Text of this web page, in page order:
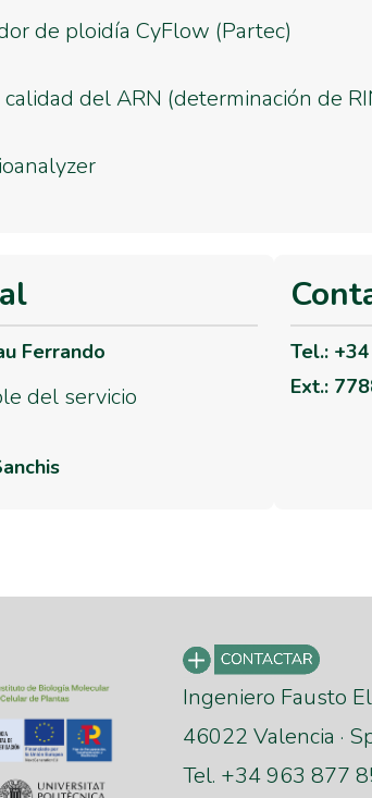
de ploidía CyFlow (Partec)
del ARN (determinación de
Ferrando
del servicio
Tel.:
Ext.:
Ingeniero Fausto
46022 Valencia ·
Tel. +34 963 877